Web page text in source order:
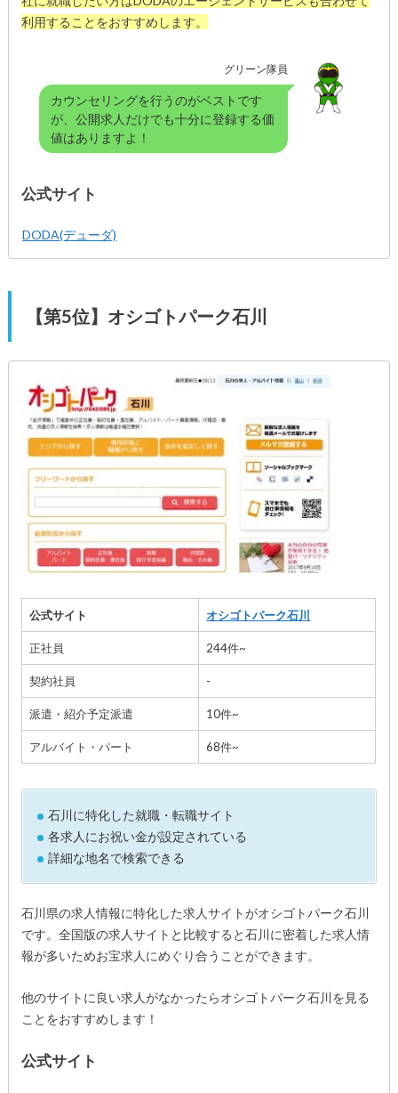
利用することをおすすめします。
グリーン隊員
カウンセリングを行うのがベストです
が、公開求人だけでも十分に登録する価
値はありますよ！
公式サイト
DODA(デューダ)
【第5位】オシゴトパーク石川
公式サイト オシゴトパーク石川
正社員 244件~
契約社員 -
派遣・紹介予定派遣 10件~
アルバイト・パート 68件~
石川に特化した就職・転職サイト
各求人にお祝い金が設定されている
詳細な地名で検索できる
石川県の求人情報に特化した求人サイトがオシゴトパーク石川
です。全国版の求人サイトと比較すると石川に密着した求人情
報が多いためお宝求人にめぐり合うことができます。
他のサイトに良い求人がなかったらオシゴトパーク石川を見る
ことをおすすめします！
公式サイト